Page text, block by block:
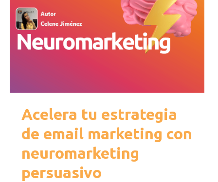
Acelera tu estrategia
de email marketing con
neuromarketing
persuasivo